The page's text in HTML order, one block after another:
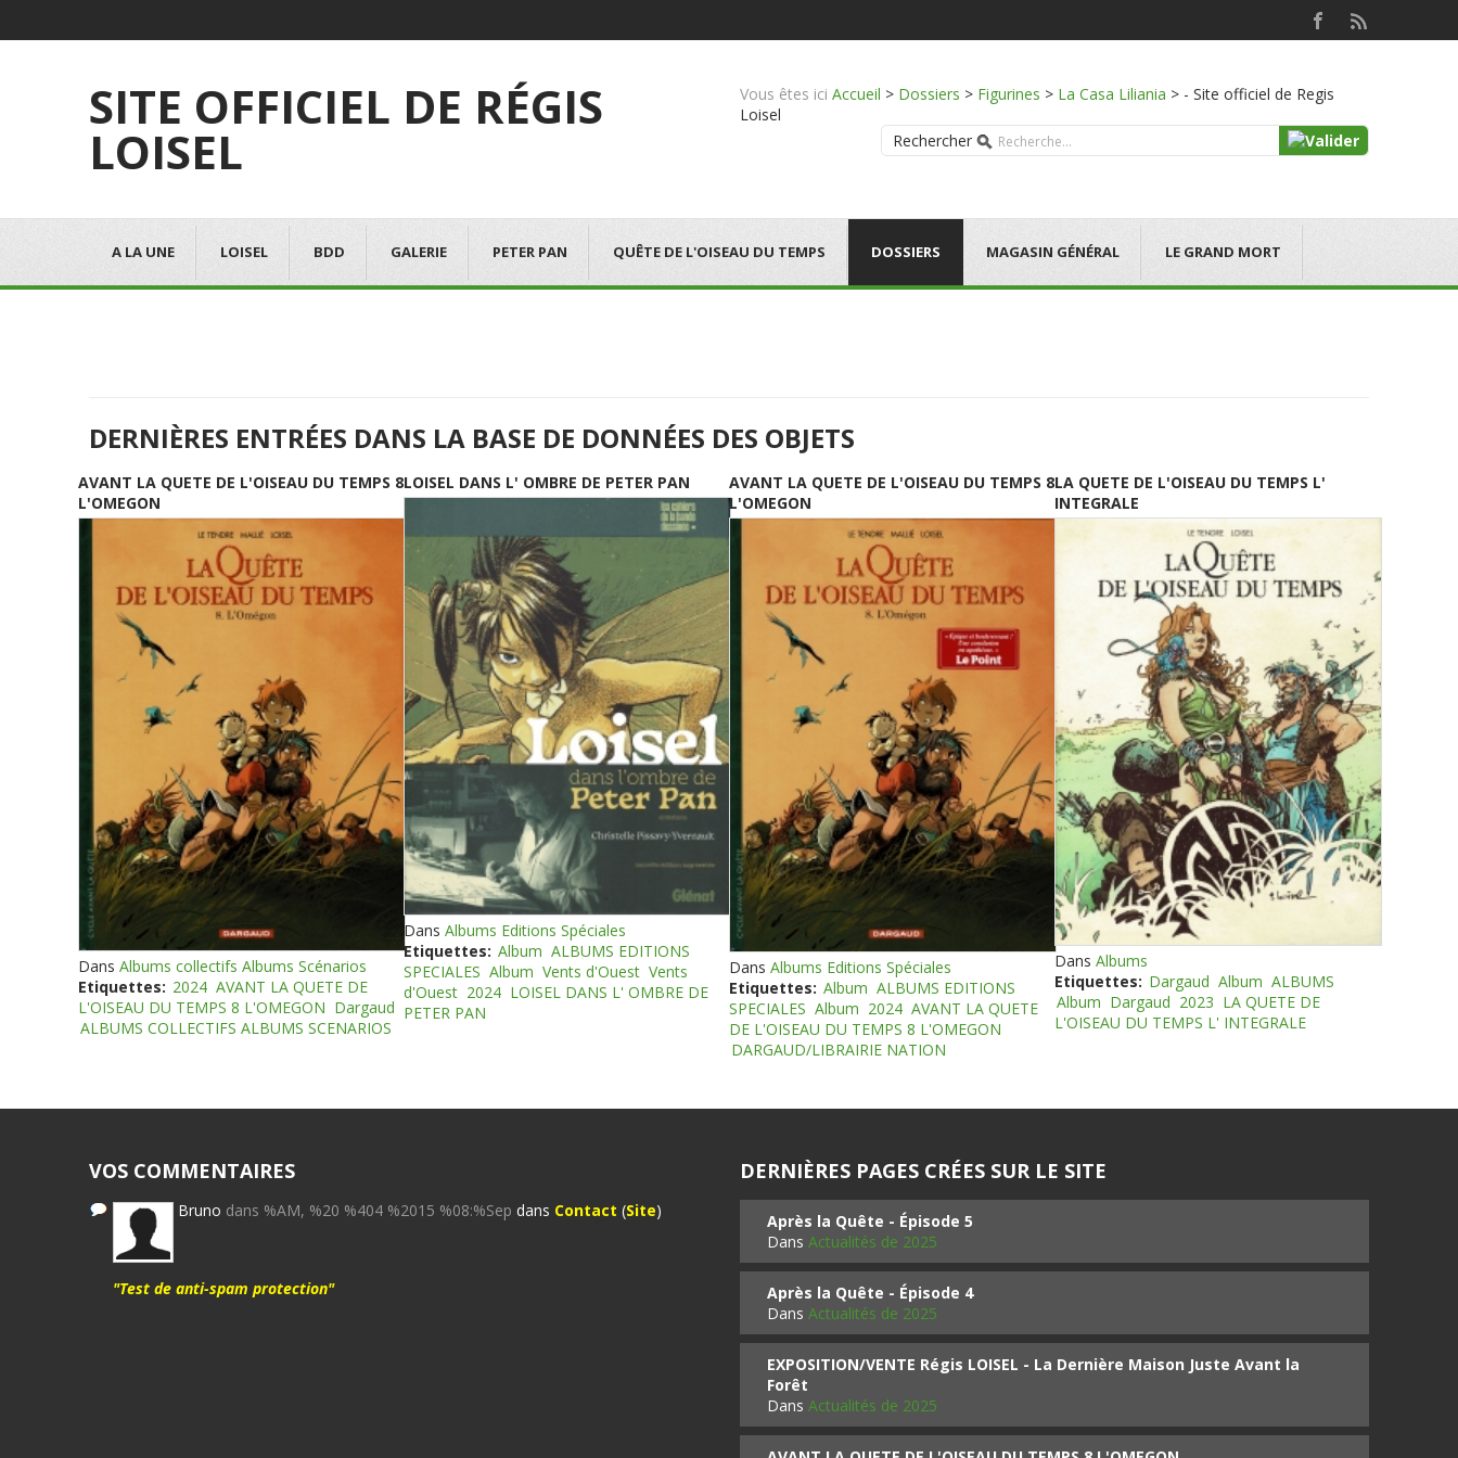
SITE OFFICIEL DE RÉGIS
LOISEL
Vous êtes ici Accueil > Dossiers > Figurines > La Casa Liliania > - Site officiel de Regis
Loisel
Rechercher
A LA UNE LOISEL BDD GALERIE PETER PAN QUÊTE DE L'OISEAU DU TEMPS DOSSIERS MAGASIN GÉNÉRAL LE GRAND MORT
DERNIÈRES ENTRÉES DANS LA BASE DE DONNÉES DES OBJETS
AVANT LA QUETE DE L'OISEAU DU TEMPS 8
L'OMEGON
Dans Albums collectifs Albums Scénarios
Etiquettes: 2024 AVANT LA QUETE DE
L'OISEAU DU TEMPS 8 L'OMEGON Dargaud
ALBUMS COLLECTIFS ALBUMS SCENARIOS
LOISEL DANS L' OMBRE DE PETER PAN
Dans Albums Editions Spéciales
Etiquettes: Album ALBUMS EDITIONS
SPECIALES Album Vents d'Ouest Vents
d'Ouest 2024 LOISEL DANS L' OMBRE DE
PETER PAN
AVANT LA QUETE DE L'OISEAU DU TEMPS 8
L'OMEGON
Dans Albums Editions Spéciales
Etiquettes: Album ALBUMS EDITIONS
SPECIALES Album 2024 AVANT LA QUETE
DE L'OISEAU DU TEMPS 8 L'OMEGON
DARGAUD/LIBRAIRIE NATION
LA QUETE DE L'OISEAU DU TEMPS L'
INTEGRALE
Dans Albums
Etiquettes: Dargaud Album ALBUMS
Album Dargaud 2023 LA QUETE DE
L'OISEAU DU TEMPS L' INTEGRALE
VOS COMMENTAIRES
Bruno dans %AM, %20 %404 %2015 %08:%Sep dans Contact (Site)
"Test de anti-spam protection"
DERNIÈRES PAGES CRÉES SUR LE SITE
Après la Quête - Épisode 5
Dans Actualités de 2025
Après la Quête - Épisode 4
Dans Actualités de 2025
EXPOSITION/VENTE Régis LOISEL - La Dernière Maison Juste Avant la
Forêt
Dans Actualités de 2025